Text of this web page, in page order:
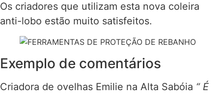
Os criadores que utilizam esta nova coleira
anti-lobo estão muito satisfeitos.
Exemplo de comentários
Criadora de ovelhas Emilie na Alta Sabóia “ É